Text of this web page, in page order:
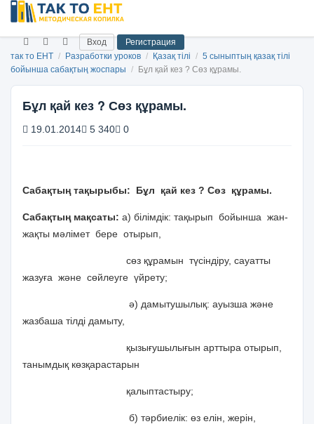
Вход
Регистрация
так то ЕНТ / Разработки уроков / Қазақ тілі / 5 сыныптың қазақ тілі
бойынша сабақтың жоспары / Бұл қай кез ? Сөз құрамы.
Бұл қай кез ? Сөз құрамы.
19.01.2014 5 340 0
Сабақтың тақырыбы: Бұл қай кез ? Сөз құрамы.
Сабақтың мақсаты: а) білімдік: тақырып бойынша жан-
жақты мәлімет бере отырып,
сөз құрамын түсіндіру, сауатты
жазуға және сөйлеуге үйрету;
ә) дамытушылық: ауызша және
жазбаша тілді дамыту,
қызығушылығын арттыра отырып,
танымдық көзқарастарын
қалыптастыру;
б) тәрбиелік: өз елін, жерін,